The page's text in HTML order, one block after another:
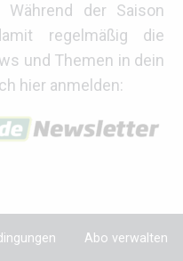
Während der Saison
regelmäßig die
und Themen in dein
hier anmelden:
Abo verwalten